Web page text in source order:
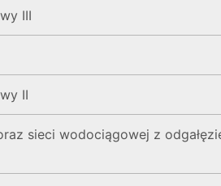
III
II
sieci wodociągowej z